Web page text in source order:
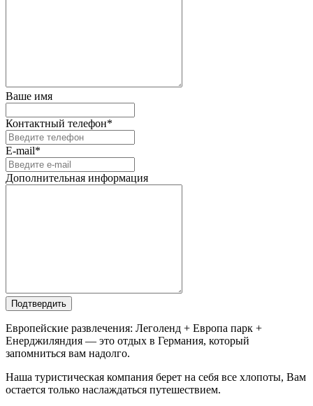
Ваше имя
Контактный телефон*
E-mail*
Дополнительная информация
Подтвердить
Европейские развлечения: Леголенд + Европа парк +
Енерджиляндия — это отдых в Германия, который
запомниться вам надолго.
Наша туристическая компания берет на себя все хлопоты, Вам
остается только наслаждаться путешествием.